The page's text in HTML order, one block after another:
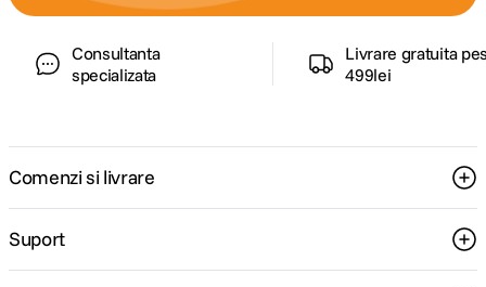
Consultanta
specializata
Livrare gratuita
499lei
Comenzi si livrare
Suport